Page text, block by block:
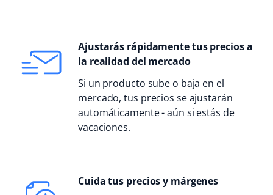
Ajustarás rápidamente tus precios a
la realidad del mercado
Si un producto sube o baja en el
mercado, tus precios se ajustarán
automáticamente - aún si estás de
vacaciones.
Cuida tus precios y márgenes